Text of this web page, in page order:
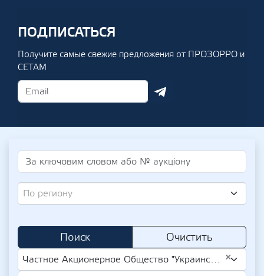
ПОДПИСАТЬСЯ
Получите самые свежие предложения от ПРОЗОРРО и
СЕТАМ
По региону
Поиск Очистить
×
Частное Акционерное Общество "Украинский Дунайское Пароходство" (UA-EDR 01125821)